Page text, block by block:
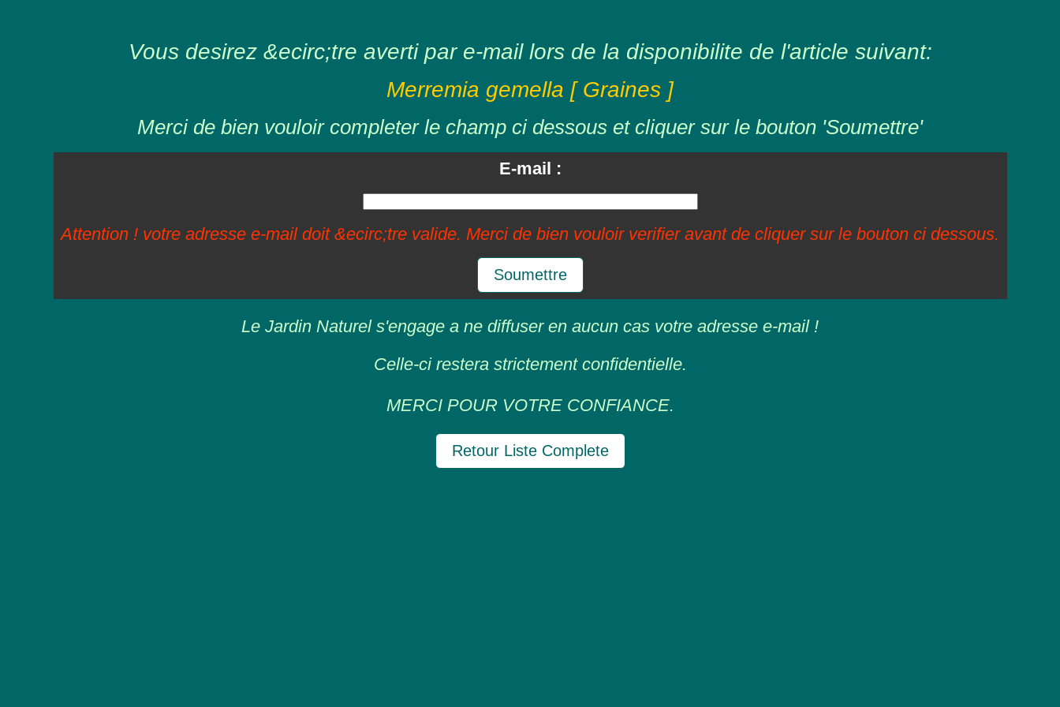
Vous desirez &ecirc;tre averti par e-mail lors de la disponibilite de l'article suivant:
Merremia gemella [ Graines ]
Merci de bien vouloir completer le champ ci dessous et cliquer sur le bouton 'Soumettre'
E-mail :
Attention ! votre adresse e-mail doit &ecirc;tre valide. Merci de bien vouloir verifier avant de cliquer sur le bouton ci dessous.
Soumettre
Le Jardin Naturel s'engage a ne diffuser en aucun cas votre adresse e-mail !
Celle-ci restera strictement confidentielle.
MERCI POUR VOTRE CONFIANCE.
Retour Liste Complete